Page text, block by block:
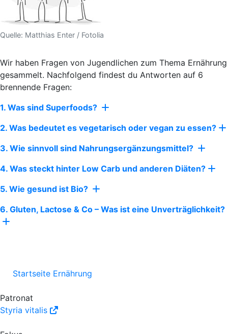
Quelle: Matthias Enter / Fotolia
Wir haben Fragen von Jugendlichen zum Thema Ernährung
gesammelt. Nachfolgend findest du Antworten auf 6
brennende Fragen:
1. Was sind Superfoods?
2. Was bedeutet es vegetarisch oder vegan zu essen?
3. Wie sinnvoll sind Nahrungsergänzungsmittel?
4. Was steckt hinter Low Carb und anderen Diäten?
5. Wie gesund ist Bio?
6. Gluten, Lactose & Co – Was ist eine Unverträglichkeit?
Startseite Ernährung
Patronat
Styria vitalis